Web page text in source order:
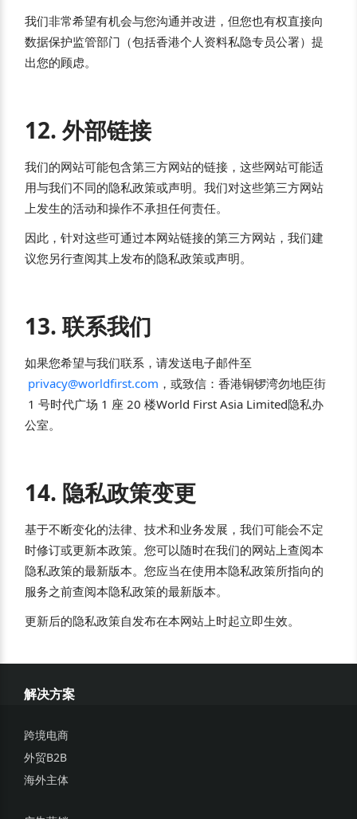
我们非常希望有机会与您沟通并改进，但您也有权直接向
数据保护监管部门（包括香港个人资料私隐专员公署）提
出您的顾虑。
12. 外部链接
我们的网站可能包含第三方网站的链接，这些网站可能适
用与我们不同的隐私政策或声明。我们对这些第三方网站
上发生的活动和操作不承担任何责任。
因此，针对这些可通过本网站链接的第三方网站，我们建
议您另行查阅其上发布的隐私政策或声明。
13. 联系我们
如果您希望与我们联系，请发送电子邮件至
privacy@worldfirst.com ，或致信：香港铜锣湾勿地臣街
1 号时代广场 1 座 20 楼World First Asia Limited隐私办
公室。
14. 隐私政策变更
基于不断变化的法律、技术和业务发展，我们可能会不定
时修订或更新本政策。您可以随时在我们的网站上查阅本
隐私政策的最新版本。您应当在使用本隐私政策所指向的
服务之前查阅本隐私政策的最新版本。
更新后的隐私政策自发布在本网站上时起立即生效。
解决方案
跨境电商
外贸B2B
海外主体